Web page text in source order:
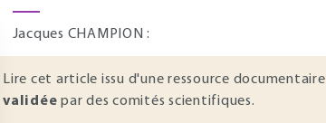
Jacques CHAMPION :
Lire cet article issu d'une ressource documentaire
validée par des comités scientifiques.